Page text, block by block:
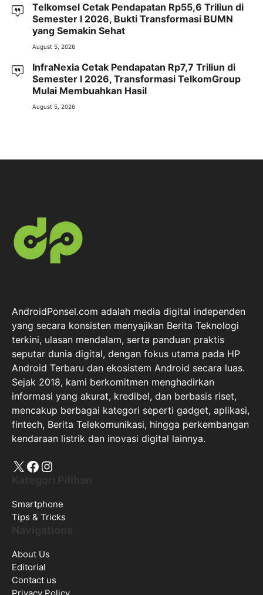
Telkomsel Cetak Pendapatan Rp55,6 Triliun di
Semester I 2026, Bukti Transformasi BUMN
yang Semakin Sehat
August 5, 2026
InfraNexia Cetak Pendapatan Rp7,7 Triliun di
Semester I 2026, Transformasi TelkomGroup
Mulai Membuahkan Hasil
August 5, 2026
AndroidPonsel.com adalah media digital independen
yang secara konsisten menyajikan Berita Teknologi
terkini, ulasan mendalam, serta panduan praktis
seputar dunia digital, dengan fokus utama pada HP
Android Terbaru dan ekosistem Android secara luas.
Sejak 2018, kami berkomitmen menghadirkan
informasi yang akurat, kredibel, dan berbasis riset,
mencakup berbagai kategori seperti gadget, aplikasi,
fintech, Berita Telekomunikasi, hingga perkembangan
kendaraan listrik dan inovasi digital lainnya.
X Facebook
Instagram
Smartphone
Tips & Tricks
About Us
Editorial
Contact us